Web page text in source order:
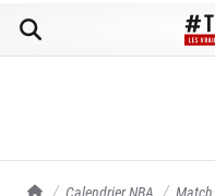
TrashTalk Actu NBA